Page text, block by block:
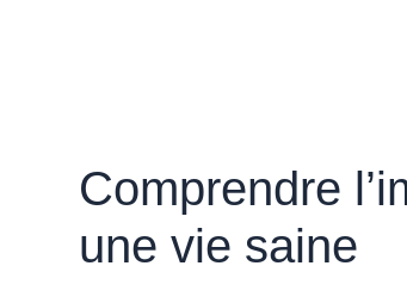
Comprendre
une vie saine